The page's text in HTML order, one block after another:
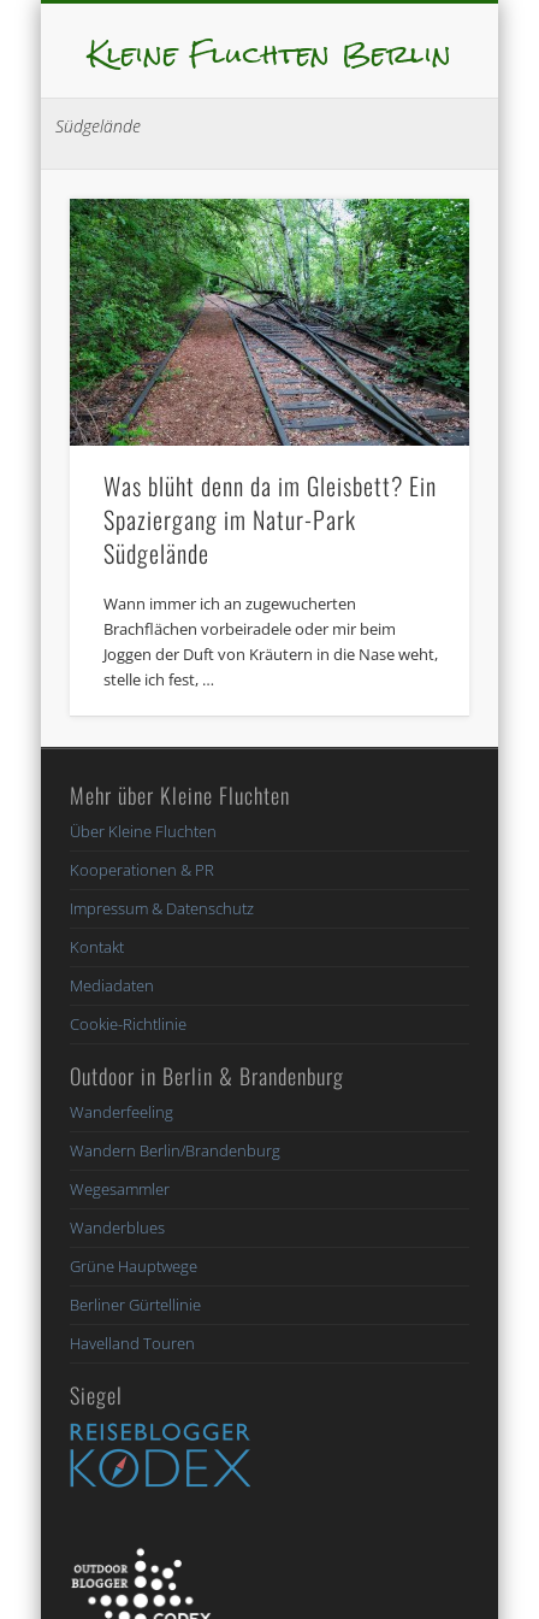
Kleine Fluchten Berlin
Südgelände
Was blüht denn da im Gleisbett? Ein
Spaziergang im Natur-Park
Südgelände
Wann immer ich an zugewucherten
Brachflächen vorbeiradele oder mir beim
Joggen der Duft von Kräutern in die Nase weht,
stelle ich fest, …
Mehr über Kleine Fluchten
Über Kleine Fluchten
Kooperationen & PR
Impressum & Datenschutz
Kontakt
Mediadaten
Cookie-Richtlinie
Outdoor in Berlin & Brandenburg
Wanderfeeling
Wandern Berlin/Brandenburg
Wegesammler
Wanderblues
Grüne Hauptwege
Berliner Gürtellinie
Havelland Touren
Siegel